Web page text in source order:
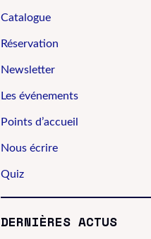
Catalogue
Réservation
Newsletter
Les événements
Points d’accueil
Nous écrire
Quiz
DERNIÈRES ACTUS